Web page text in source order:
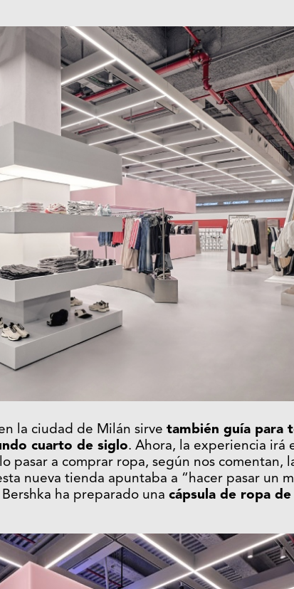
la ciudad de Milán sirve también guía para
cuarto de siglo. Ahora, la experiencia irá
pasar a comprar ropa, según nos comentan,
nueva tienda apuntaba a “hacer pasar un
ha preparado una cápsula de ropa